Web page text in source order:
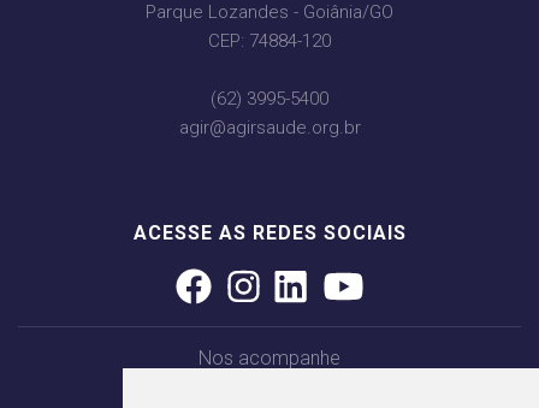
Parque Lozandes - Goiânia/GO
CEP: 74884-120
(62) 3995-5400
agir@agirsaude.org.br
ACESSE AS REDES SOCIAIS
Nos acompanhe